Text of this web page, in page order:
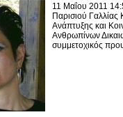
11 Μαΐου 2011
Παρισιού
Ανάπτυξης και
Ανθρωπίνων
συμμετοχικός